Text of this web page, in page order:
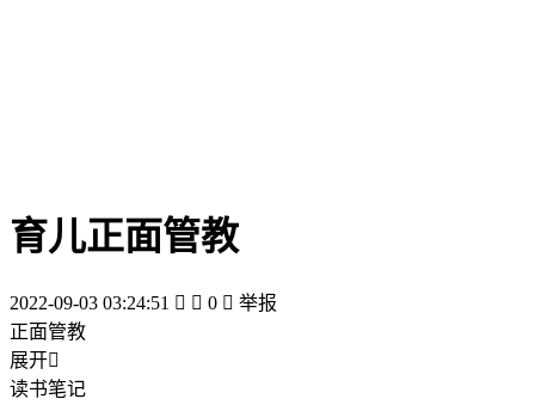
育儿正面管教
2022-09-03 03:24:51   0  举报
正面管教
展开
读书笔记